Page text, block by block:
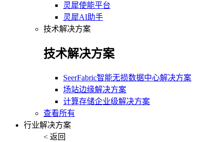
灵犀使能平台
灵犀AI助手
技术解决方案
技术解决方案
SeerFabric智能无损数据中心解决方案
场站边缘解决方案
计算存储企业级解决方案
查看所有
行业解决方案
< 返回